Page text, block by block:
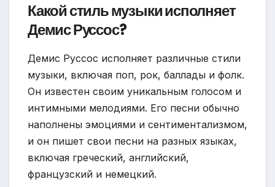
Какой стиль музыки исполняет
Демис Руссос?
Демис Руссос исполняет различные стили
музыки, включая поп, рок, баллады и фолк.
Он известен своим уникальным голосом и
интимными мелодиями. Его песни обычно
наполнены эмоциями и сентиментализмом,
и он пишет свои песни на разных языках,
включая греческий, английский,
французский и немецкий.